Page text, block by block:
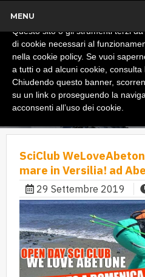
MENU
SciClub
mare in Versilia! ad
29 Settembre 2019
Informativa
Questo sito o gli strumenti terzi
di cookie necessari al
nella cookie policy. Se vuoi
a tutti o ad alcuni cookie, consulta
Chiudendo questo banner,
su un link o proseguendo la
acconsenti all’uso dei cookie.